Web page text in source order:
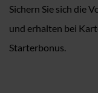
Sichern Sie sich die
und erhalten bei
Starterbonus.